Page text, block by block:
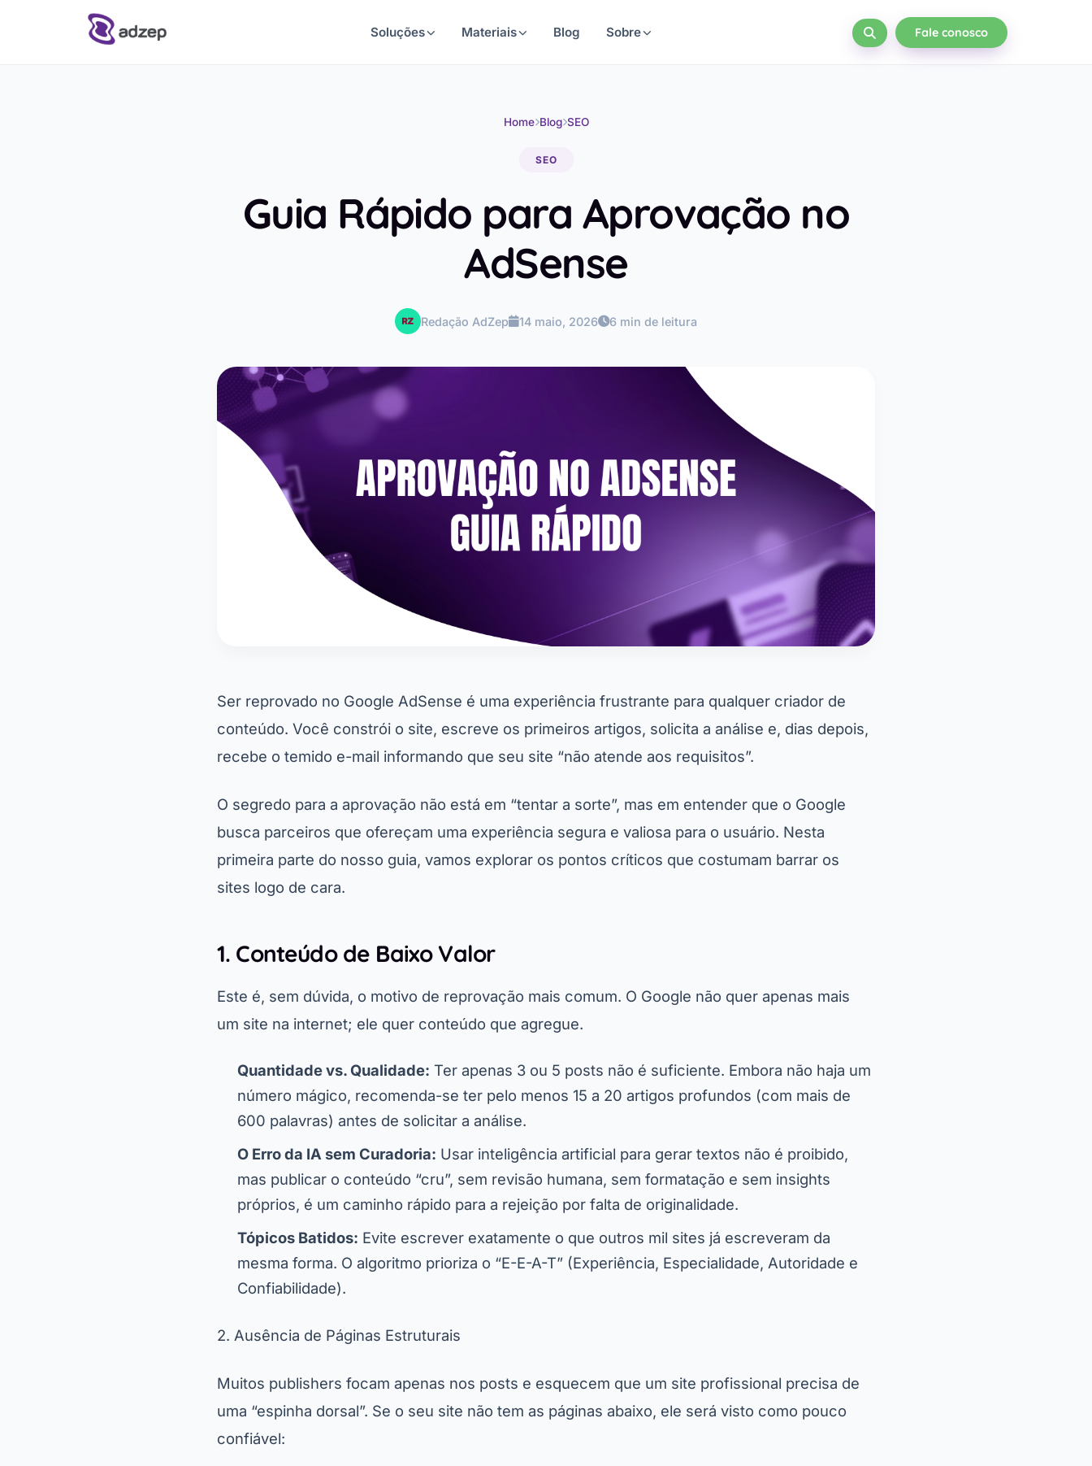
Gestão de mídia programática
Guia de Formatos de Banner
Soluções Materiais Blog Sobre Fale conosco
Home Blog SEO
SEO
Guia Rápido para Aprovação no
AdSense
Redação AdZep 14 maio, 2026 6 min de leitura
Ser reprovado no Google AdSense é uma experiência frustrante para qualquer criador de
conteúdo. Você constrói o site, escreve os primeiros artigos, solicita a análise e, dias depois,
recebe o temido e-mail informando que seu site “não atende aos requisitos”.
O segredo para a aprovação não está em “tentar a sorte”, mas em entender que o Google
busca parceiros que ofereçam uma experiência segura e valiosa para o usuário. Nesta
primeira parte do nosso guia, vamos explorar os pontos críticos que costumam barrar os
sites logo de cara.
1. Conteúdo de Baixo Valor
Este é, sem dúvida, o motivo de reprovação mais comum. O Google não quer apenas mais
um site na internet; ele quer conteúdo que agregue.
Quantidade vs. Qualidade: Ter apenas 3 ou 5 posts não é suficiente. Embora não haja um
número mágico, recomenda-se ter pelo menos 15 a 20 artigos profundos (com mais de
600 palavras) antes de solicitar a análise.
O Erro da IA sem Curadoria: Usar inteligência artificial para gerar textos não é proibido,
mas publicar o conteúdo “cru”, sem revisão humana, sem formatação e sem insights
próprios, é um caminho rápido para a rejeição por falta de originalidade.
Tópicos Batidos: Evite escrever exatamente o que outros mil sites já escreveram da
mesma forma. O algoritmo prioriza o “E-E-A-T” (Experiência, Especialidade, Autoridade e
Confiabilidade).
2. Ausência de Páginas Estruturais
Muitos publishers focam apenas nos posts e esquecem que um site profissional precisa de
uma “espinha dorsal”. Se o seu site não tem as páginas abaixo, ele será visto como pouco
confiável: